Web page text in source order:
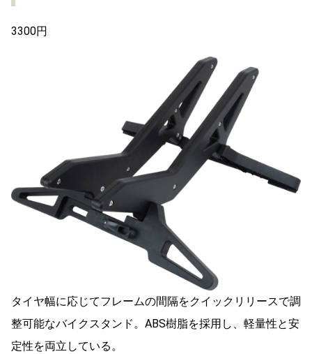
3300円
タイヤ幅に応じてフレームの間隔をクイックリリースで調
整可能なバイクスタンド。ABS樹脂を採用し、軽量性と安
定性を両立している。